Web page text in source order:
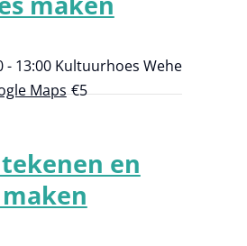
- 13:00Kultuurhoes Wehe
Maps €5
en